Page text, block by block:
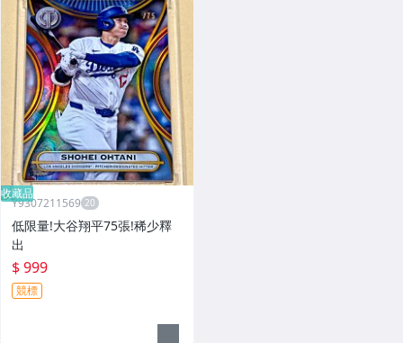
收藏品
Y9307211569
低限量!大谷翔平75張!稀少釋
出
$ 999
競標